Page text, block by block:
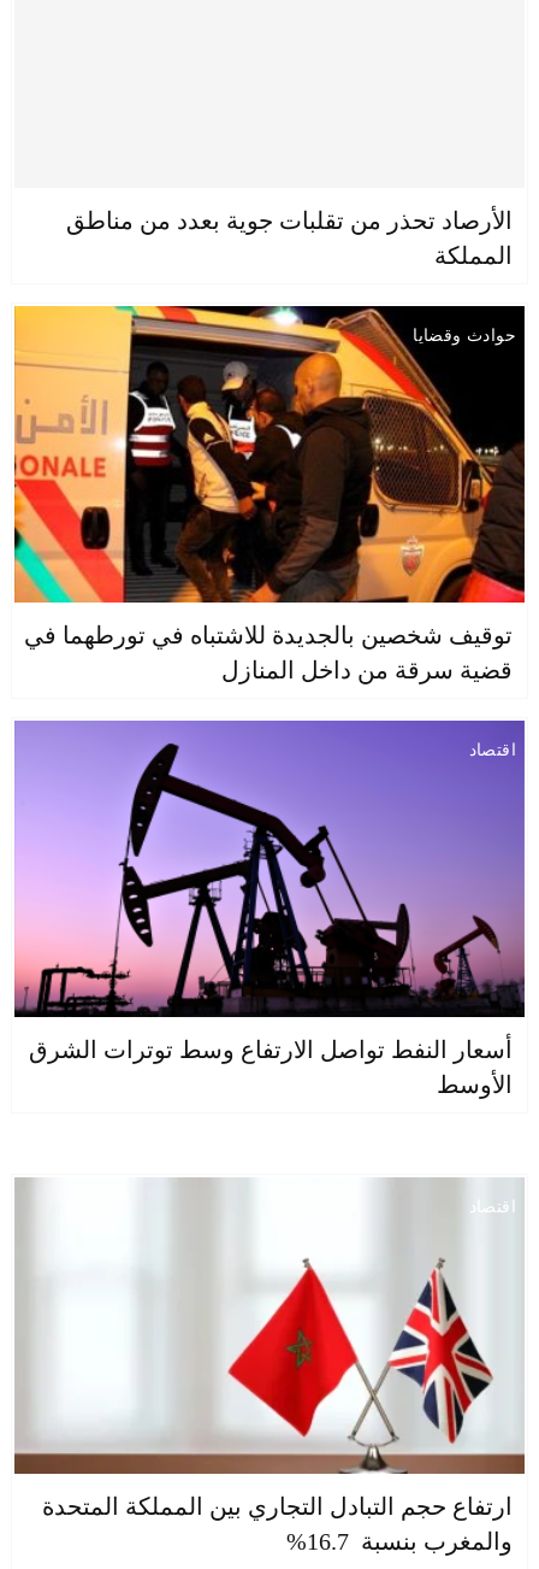
الأرصاد تحذر من تقلبات جوية بعدد من مناطق
المملكة
حوادث وقضايا
توقيف شخصين بالجديدة للاشتباه في تورطهما في
قضية سرقة من داخل المنازل
اقتصاد
أسعار النفط تواصل الارتفاع وسط توترات الشرق
الأوسط
اقتصاد
ارتفاع حجم التبادل التجاري بين المملكة المتحدة
والمغرب بنسبة 16.7%